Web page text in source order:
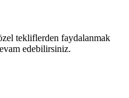
tekliflerden faydalanmak
edebilirsiniz.